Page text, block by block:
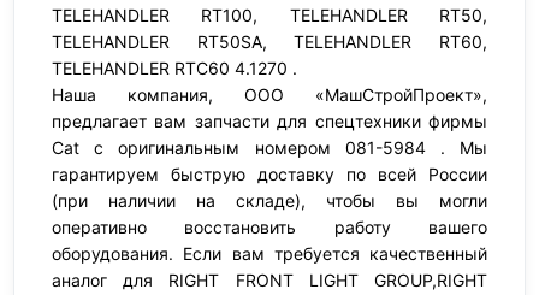
TELEHANDLER RT100, TELEHANDLER RT50,
TELEHANDLER RT50SA, TELEHANDLER RT60,
TELEHANDLER RTC60 4.1270 .
Наша компания, ООО «МашСтройПроект»,
предлагает вам запчасти для спецтехники фирмы
Cat с оригинальным номером 081-5984 . Мы
гарантируем быструю доставку по всей России
(при наличии на складе), чтобы вы могли
оперативно восстановить работу вашего
оборудования. Если вам требуется качественный
аналог для RIGHT FRONT LIGHT GROUP,RIGHT